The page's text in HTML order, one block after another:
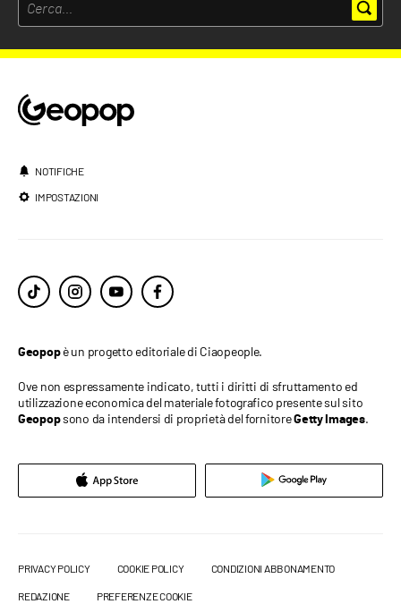
NOTIFICHE
IMPOSTAZIONI
Geopopè un progetto editoriale di Ciaopeople.
Ove non espressamente indicato, tutti i diritti di sfruttamento ed
utilizzazione economica del materiale fotografico presente sul sito
Geopopsono da intendersi di proprietà del fornitoreGetty Images.
PRIVACY POLICY COOKIE POLICY CONDIZIONI ABBONAMENTO
REDAZIONE PREFERENZE COOKIE